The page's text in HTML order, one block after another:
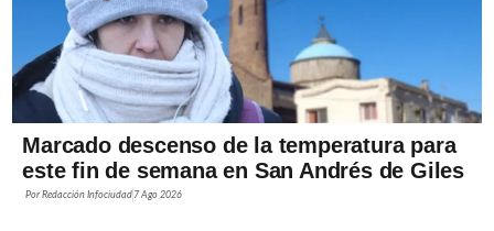
Marcado descenso de la temperatura para
este fin de semana en San Andrés de Giles
PorRedacción Infociudad 7 Ago 2026